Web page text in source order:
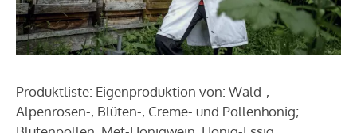
Produktliste: Eigenproduktion von: Wald-,
Alpenrosen-, Blüten-, Creme- und Pollenhonig;